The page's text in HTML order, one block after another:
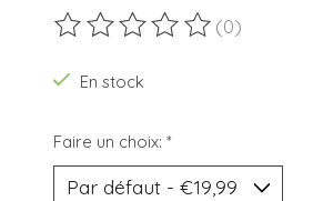
Ce produit est évalué à
(0)
En stock
Faire un choix: *